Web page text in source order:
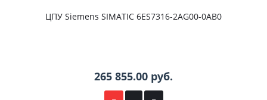
ЦПУ Siemens SIMATIC 6ES7316-2AG00-0AB0
265 855.00 руб.